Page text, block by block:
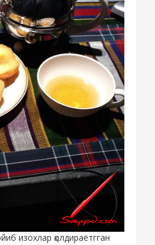
изохлар қолдираётгган